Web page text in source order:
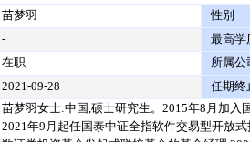
苗梦羽 性别
- 最高学
在职 所属公
2021-09-28 任期终
苗梦羽女士:中国,硕士研究生。2015年8月加入
2021年9月起任国泰中证全指软件交易型开放